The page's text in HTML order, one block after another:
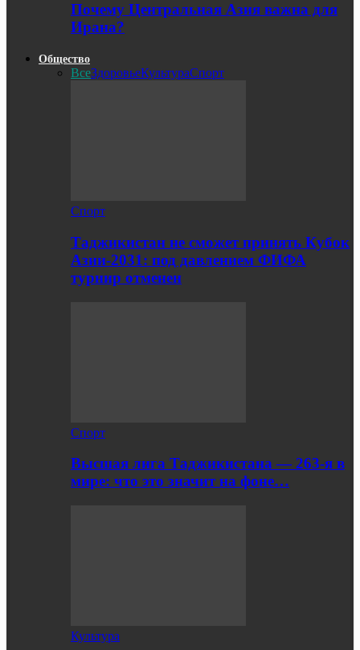
Почему Центральная Азия важна для
Ирана?
Общество
ВсеЗдоровьеКультураСпорт
Спорт
Таджикистан не сможет принять Кубок
Азии-2031: под давлением ФИФА
турнир отменен
Спорт
Высшая лига Таджикистана — 263-я в
мире: что это значит на фоне…
Культура